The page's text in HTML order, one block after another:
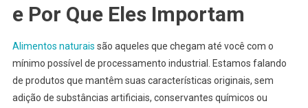
e Por Que Eles Importam
Alimentos naturais são aqueles que chegam até você com o
mínimo possível de processamento industrial. Estamos falando
de produtos que mantêm suas características originais, sem
adição de substâncias artificiais, conservantes químicos ou